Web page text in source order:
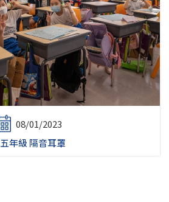
08/01/2023
五年級 隔音耳罩